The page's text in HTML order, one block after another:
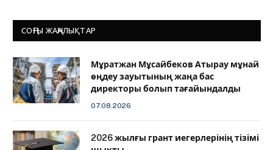
СОҢҒЫ ЖАҢАЛЫҚТАР
Мұратжан Мұсайбеков Атырау мұнай
өңдеу зауытының жаңа бас
директоры болып тағайындалды
07.08.2026
2026 жылғы грант иегерлерінің тізімі